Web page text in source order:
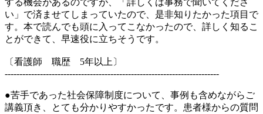
する機会があるのですが、「詳しくは事務で聞いてくださ
い」で済ませてしまっていたので、是非知りたかった項目で
す。本で読んでも頭に入ってこなかったので、詳しく知るこ
とができて、早速役に立ちそうです。
〔看護師 職歴 5年以上〕
-------------------------------------------------------------------------
●苦手であった社会保障制度について、事例も含めながらご
講義頂き、とても分かりやすかったです。患者様からの質問